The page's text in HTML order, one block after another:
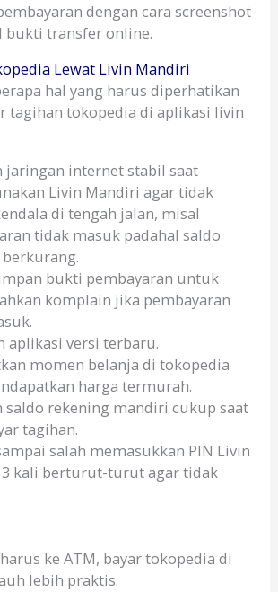
dengan cara screenshot
bukti transfer online.
Lewat Livin Mandiri
hal yang harus diperhatikan
tagihan tokopedia di aplikasi livin
jaringan internet stabil saat
Livin Mandiri agar tidak
di tengah jalan, misal
tidak masuk padahal saldo
bukti pembayaran untuk
komplain jika pembayaran
aplikasi versi terbaru.
momen belanja di tokopedia
harga termurah.
saldo rekening mandiri cukup saat
tagihan.
salah memasukkan PIN Livin
kali berturut-turut agar tidak
ke ATM, bayar tokopedia di
lebih praktis.